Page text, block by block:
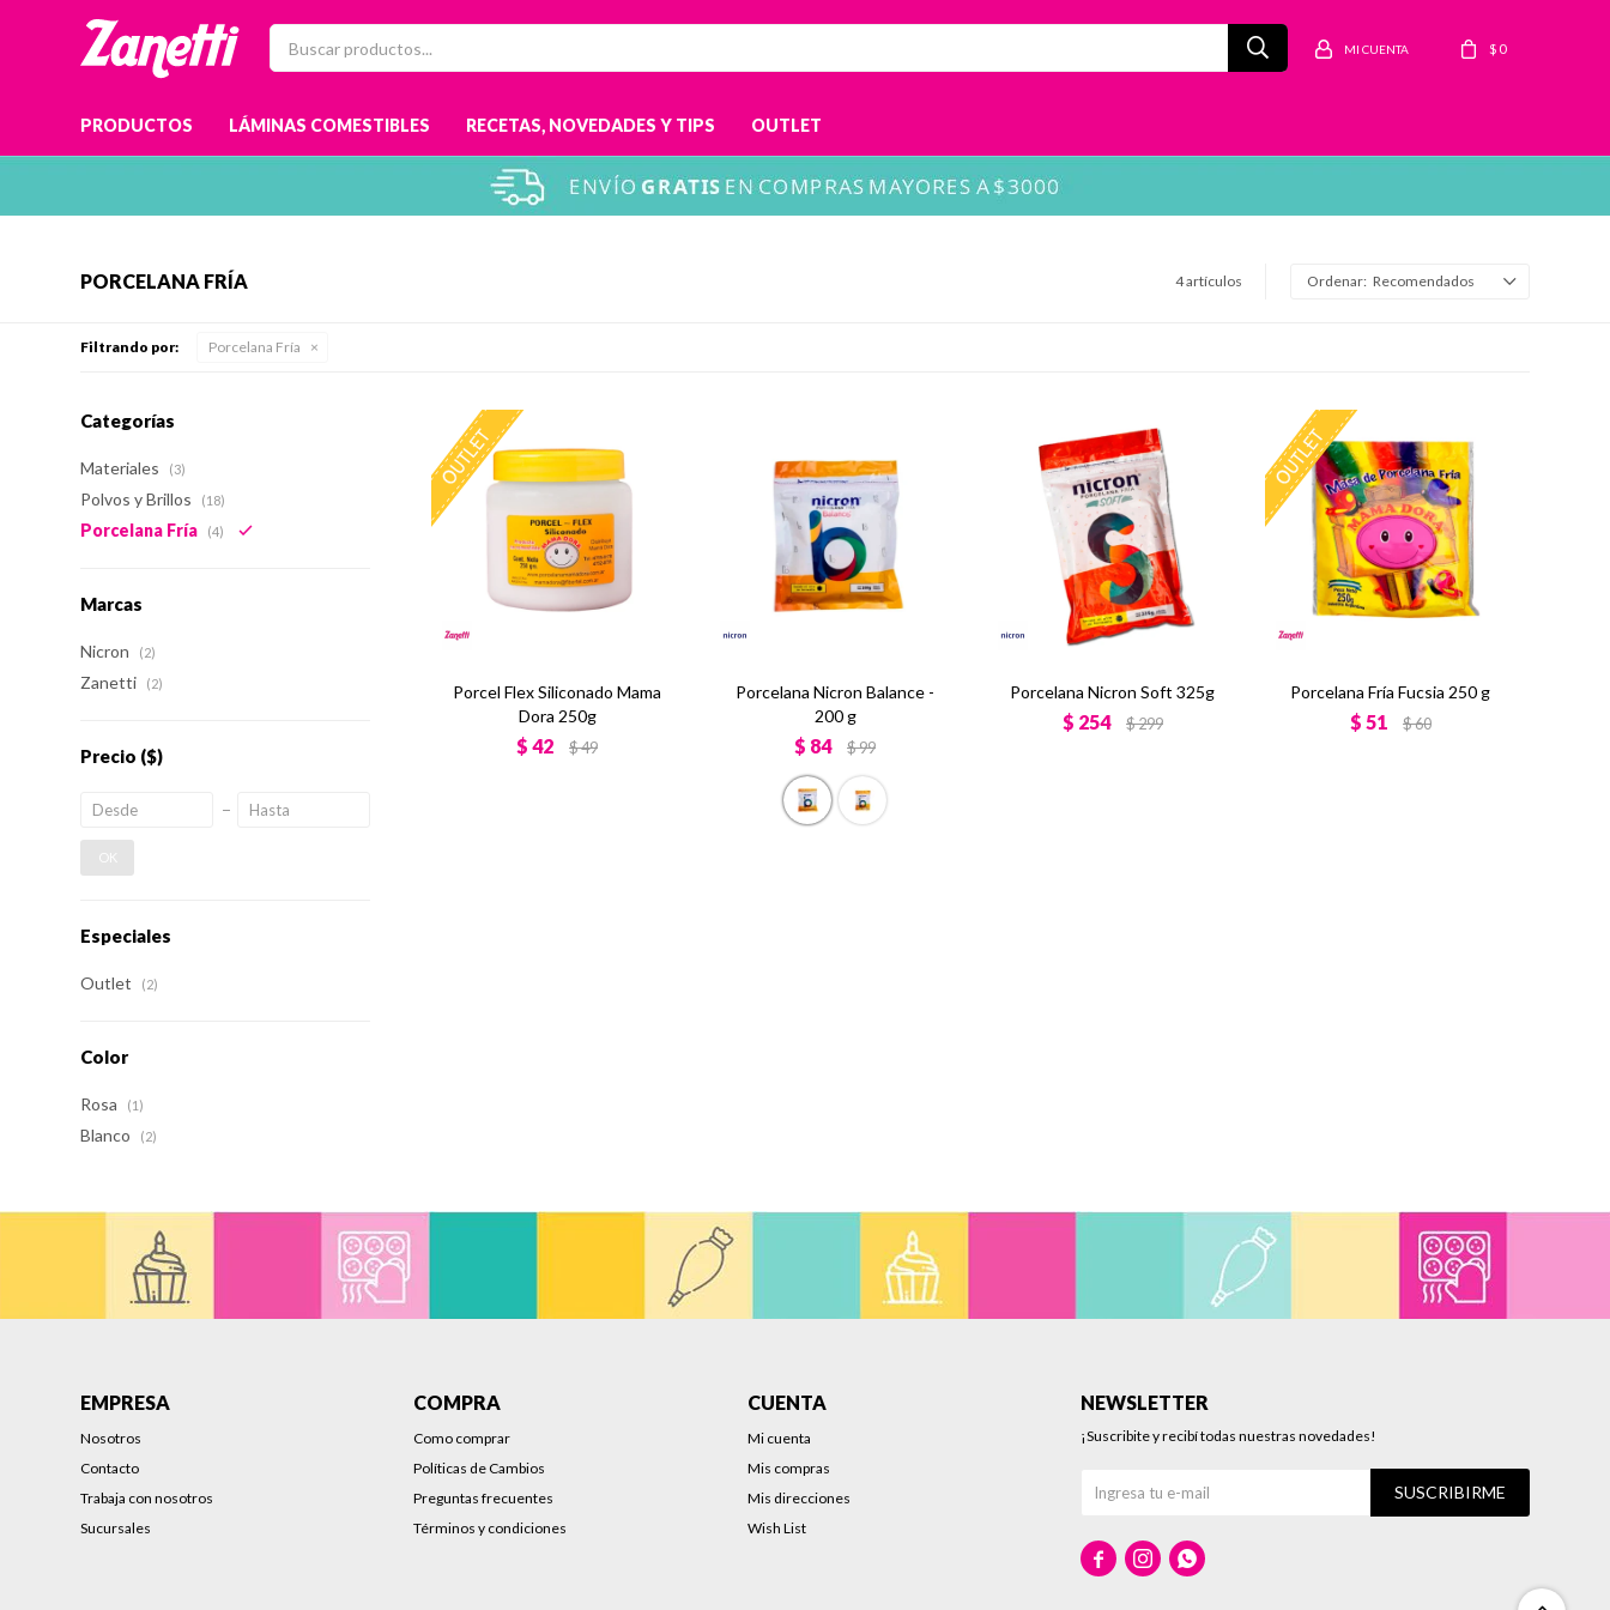
PRODUCTOS LÁMINAS COMESTIBLES RECETAS, NOVEDADES Y TIPS OUTLET
$ 0
PORCELANA FRÍA 4 artículos Recomendados
Filtrando por: Porcelana Fría
Porcel Flex Siliconado Mama
Dora 250g
$ 42 $49
Porcelana Nicron Balance -
200 g
$ 84 $99
Porcelana Nicron Soft 325g
$ 254 $299
Porcelana Fría Fucsia 250 g
$ 51 $60
Categorías
Materiales (3)
Polvos y Brillos (18)
Porcelana Fría (4)
Marcas
Nicron (2)
Zanetti (2)
Precio ($)
OK
Especiales
Outlet (2)
Color
Rosa (1)
Blanco (2)
EMPRESA
Nosotros
Contacto
Trabaja con nosotros
Sucursales
COMPRA
Como comprar
Políticas de Cambios
Preguntas frecuentes
Términos y condiciones
CUENTA
Mi cuenta
Mis compras
Mis direcciones
Wish List
NEWSLETTER
¡Suscribite y recibí todas nuestras novedades!
SUSCRIBIRME
  